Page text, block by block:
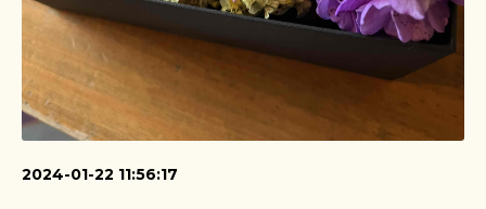
2024-01-22 11:56:17